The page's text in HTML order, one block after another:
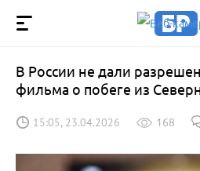
В России не дали
фильма о побеге из
15:05, 23.04.2026 168